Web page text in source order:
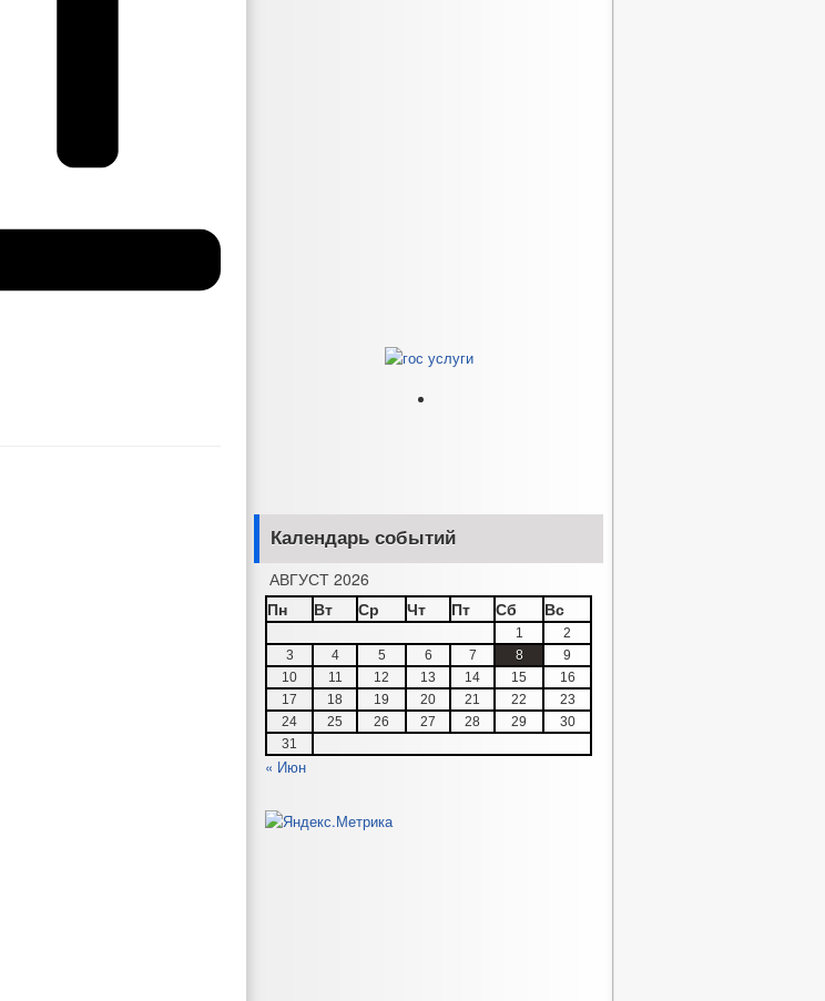
Календарь событий
АВГУСТ 2026
Пн
Вт Ср Чт Пт Сб Вс
1
2
3
4 5 6 7 8
9
10
11 12 13 14 15
16
17
18 19 20 21 22
23
24
25 26 27 28 29
30
31
« Июн